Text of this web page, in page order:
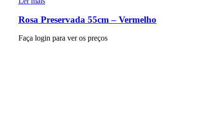
Rosa Preservada 55cm – Vermelho
Faça login para ver os preços